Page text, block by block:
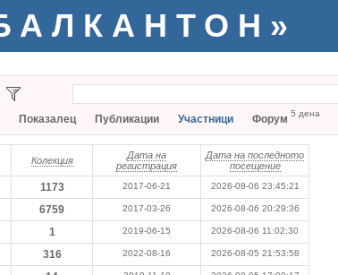
Показалец Публикации Участници Форум 5 дена
Колекция
Дата на
регистрация
Дата на последното
посещение
1173 2017-06-21 2026-08-06 23:45:21
6759 2017-03-26 2026-08-06 20:29:36
1 2019-06-15 2026-08-06 11:02:30
316 2022-08-16 2026-08-05 21:53:58